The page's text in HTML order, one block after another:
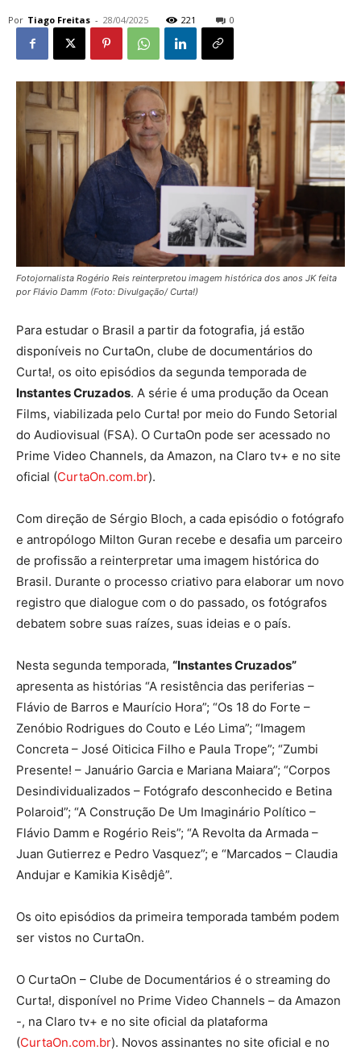
Por Tiago Freitas - 28/04/2025 221 0
Fotojornalista Rogério Reis reinterpretou imagem histórica dos anos JK feita
por Flávio Damm (Foto: Divulgação/ Curta!)
Para estudar o Brasil a partir da fotografia, já estão
disponíveis no CurtaOn, clube de documentários do
Curta!, os oito episódios da segunda temporada de
Instantes Cruzados. A série é uma produção da Ocean
Films, viabilizada pelo Curta! por meio do Fundo Setorial
do Audiovisual (FSA). O CurtaOn pode ser acessado no
Prime Video Channels, da Amazon, na Claro tv+ e no site
oficial (CurtaOn.com.br).
Com direção de Sérgio Bloch, a cada episódio o fotógrafo
e antropólogo Milton Guran recebe e desafia um parceiro
de profissão a reinterpretar uma imagem histórica do
Brasil. Durante o processo criativo para elaborar um novo
registro que dialogue com o do passado, os fotógrafos
debatem sobre suas raízes, suas ideias e o país.
Nesta segunda temporada, “Instantes Cruzados”
apresenta as histórias “A resistência das periferias –
Flávio de Barros e Maurício Hora”; “Os 18 do Forte –
Zenóbio Rodrigues do Couto e Léo Lima”; “Imagem
Concreta – José Oiticica Filho e Paula Trope”; “Zumbi
Presente! – Januário Garcia e Mariana Maiara”; “Corpos
Desindividualizados – Fotógrafo desconhecido e Betina
Polaroid”; “A Construção De Um Imaginário Político –
Flávio Damm e Rogério Reis”; “A Revolta da Armada –
Juan Gutierrez e Pedro Vasquez”; e “Marcados – Claudia
Andujar e Kamikia Kisêdjê”.
Os oito episódios da primeira temporada também podem
ser vistos no CurtaOn.
O CurtaOn – Clube de Documentários é o streaming do
Curta!, disponível no Prime Video Channels – da Amazon
-, na Claro tv+ e no site oficial da plataforma
(CurtaOn.com.br). Novos assinantes no site oficial e no